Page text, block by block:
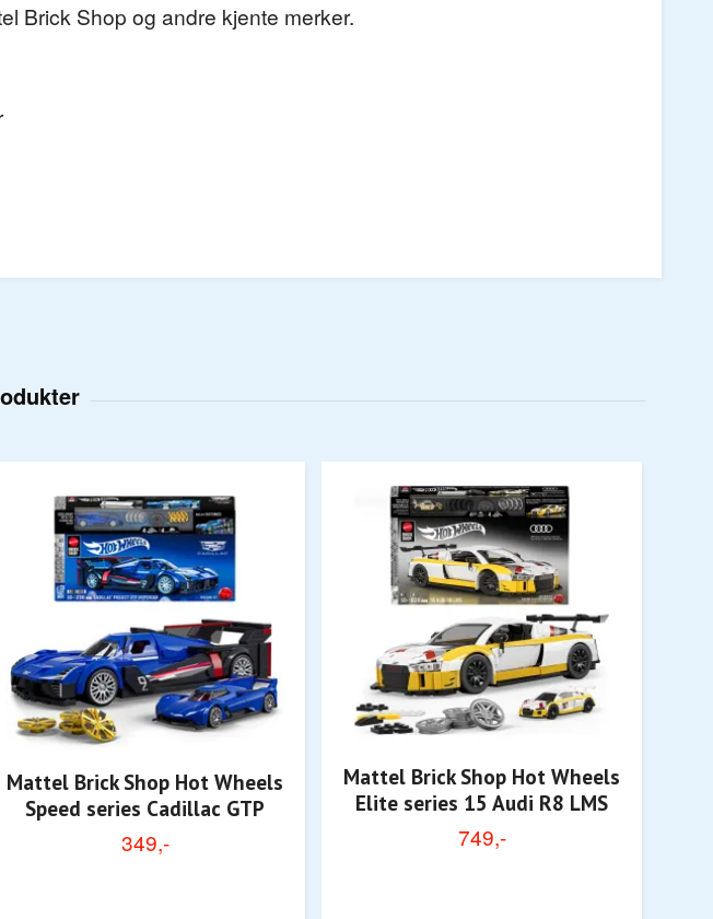
Brick Shop og andre kjente merker.
Mattel Brick Shop Hot Wheels
Speed series Cadillac GTP
349,-
Mattel Brick Shop Hot Wheels
Elite series 15 Audi R8 LMS
749,-